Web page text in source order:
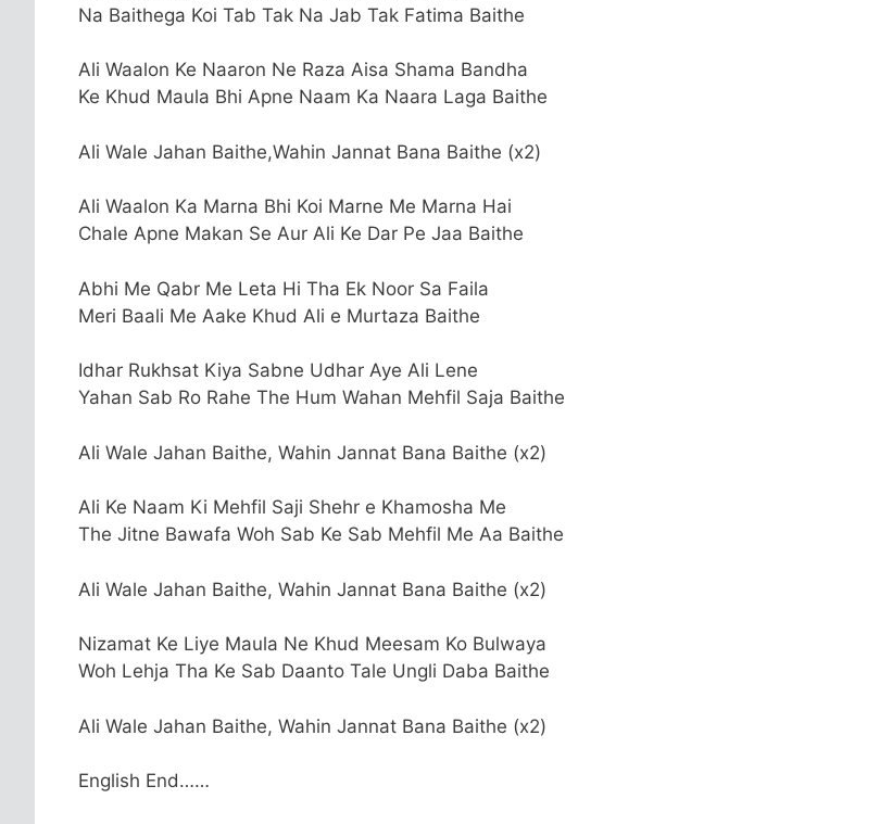
Na Baithega Koi Tab Tak Na Jab Tak Fatima Baithe
Ali Waalon Ke Naaron Ne Raza Aisa Shama Bandha
Ke Khud Maula Bhi Apne Naam Ka Naara Laga Baithe
Ali Wale Jahan Baithe,Wahin Jannat Bana Baithe (x2)
Ali Waalon Ka Marna Bhi Koi Marne Me Marna Hai
Chale Apne Makan Se Aur Ali Ke Dar Pe Jaa Baithe
Abhi Me Qabr Me Leta Hi Tha Ek Noor Sa Faila
Meri Baali Me Aake Khud Ali e Murtaza Baithe
Idhar Rukhsat Kiya Sabne Udhar Aye Ali Lene
Yahan Sab Ro Rahe The Hum Wahan Mehfil Saja Baithe
Ali Wale Jahan Baithe, Wahin Jannat Bana Baithe (x2)
Ali Ke Naam Ki Mehfil Saji Shehr e Khamosha Me
The Jitne Bawafa Woh Sab Ke Sab Mehfil Me Aa Baithe
Ali Wale Jahan Baithe, Wahin Jannat Bana Baithe (x2)
Nizamat Ke Liye Maula Ne Khud Meesam Ko Bulwaya
Woh Lehja Tha Ke Sab Daanto Tale Ungli Daba Baithe
Ali Wale Jahan Baithe, Wahin Jannat Bana Baithe (x2)
English End……